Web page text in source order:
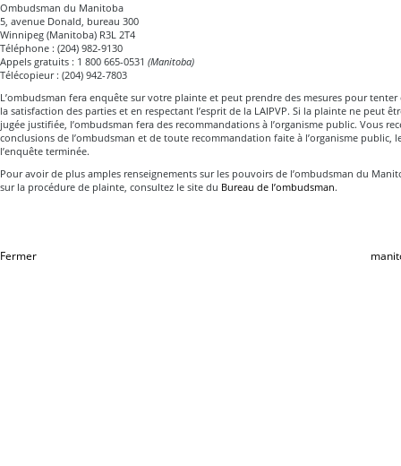
Ombudsman du Manitoba
5, avenue Donald, bureau 300
Winnipeg (Manitoba) R3L 2T4
Téléphone : (204) 982-9130
Appels gratuits : 1 800 665-0531 (Manitoba)
Télécopieur : (204) 942-7803
L’ombudsman fera enquête sur votre plainte et peut prendre des mesures pour tenter
la satisfaction des parties et en respectant l’esprit de la LAIPVP. Si la plainte ne peut
jugée justifiée, l’ombudsman fera des recommandations à l’organisme public. Vous
conclusions de l’ombudsman et de toute recommandation faite à l’organisme public,
l’enquête terminée.
Pour avoir de plus amples renseignements sur les pouvoirs de l’ombudsman du
sur la procédure de plainte, consultez le site du Bureau de l’ombudsman.
Fermer